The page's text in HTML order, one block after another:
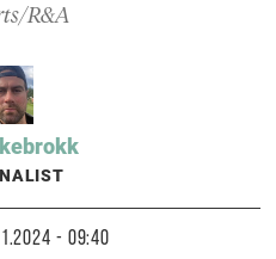
R&A
- 09:40